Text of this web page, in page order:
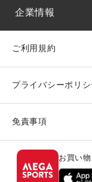
企業情報
ご利用規約
プライバシーポリシ
免責事項
お買い